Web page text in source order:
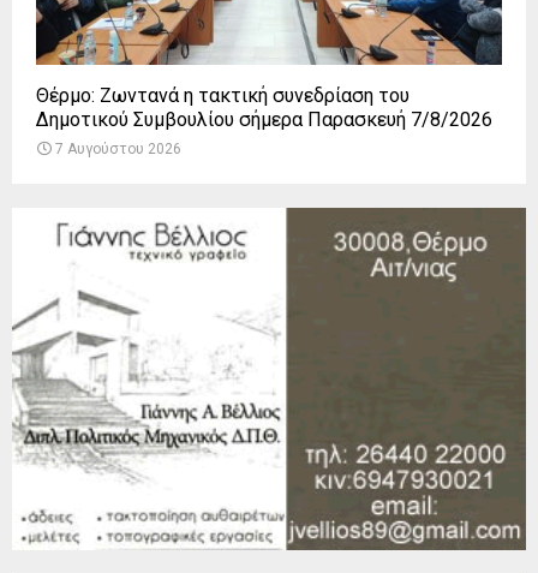
Θέρμο: Ζωντανά η τακτική συνεδρίαση του
Δημοτικού Συμβουλίου σήμερα Παρασκευή 7/8/2026
7 Αυγούστου 2026